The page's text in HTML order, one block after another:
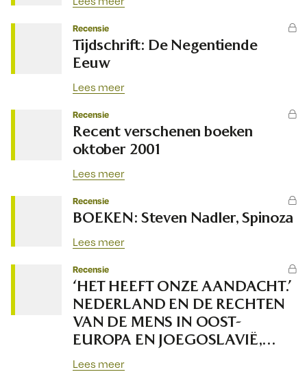
Recensie
Tijdschrift: De Negentiende
Eeuw
Lees meer
Recensie
Recent verschenen boeken
oktober 2001
Lees meer
Recensie
BOEKEN: Steven Nadler, Spinoza
Lees meer
Recensie
‘HET HEEFT ONZE AANDACHT.’
NEDERLAND EN DE RECHTEN
VAN DE MENS IN OOST-
EUROPA EN JOEGOSLAVIË,
1972-1989 door Floribert Baudet
Lees meer